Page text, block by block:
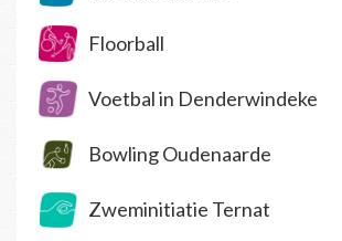
Floorball
Voetbal in Denderwindeke
Bowling Oudenaarde
Zweminitiatie Ternat